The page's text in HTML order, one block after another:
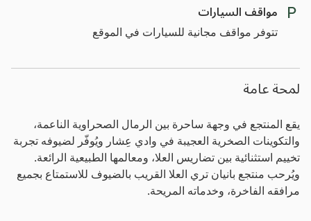
مواقف السيارات
تتوفر مواقف مجانية للسيارات في الموقع
لمحة عامة
يقع المنتجع في وجهة ساحرة بين الرمال الصحراوية الناعمة،
والتكوينات الصخرية العجيبة في وادي عِشار ويُوفّر لضيوفه تجربة
تخييم استثنائية بين تضاريس العلا، ومعالمها الطبيعية الرائعة.
ويُرحب منتجع بانيان تري العلا القريب بالضيوف للاستمتاع بجميع
مرافقه الفاخرة، وخدماته المريحة.